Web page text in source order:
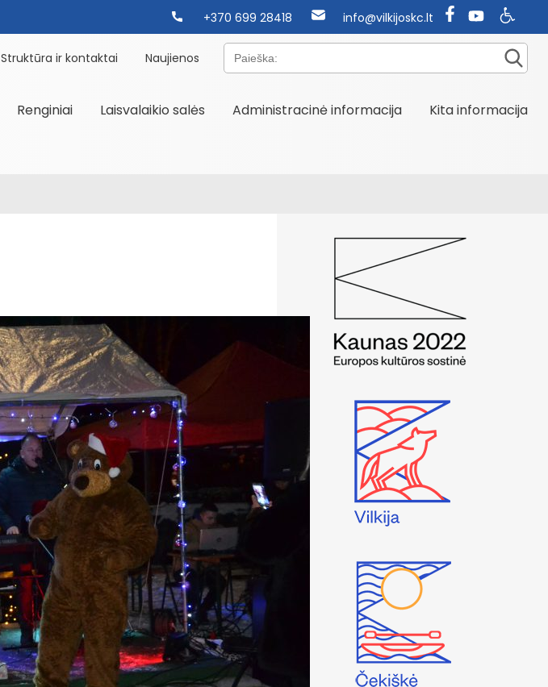
+370 699 28418 info@vilkijoskc.lt
Struktūra ir kontaktai Naujienos Paieška:
Renginiai Laisvalaikio salės Administracinė informacija Kita informacija